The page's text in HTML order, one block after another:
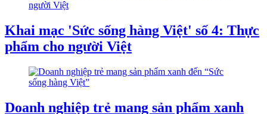
Khai mạc 'Sức sống hàng Việt' số 4: Thực
phẩm cho người Việt
Doanh nghiệp trẻ mang sản phẩm xanh